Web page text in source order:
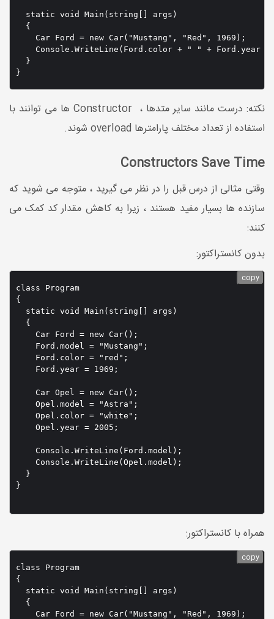
  static void Main(string[] args)
  {
    Car Ford = new Car("Mustang", "Red", 1969);
Console.WriteLine(Ford.color + " " + Ford.year +
  }
نکته: درست مانند سایر متدها ، Constructor ها می توانند با
استفاده از تعداد مختلف پارامترها overload شوند.
Constructors Save Time
وقتی مثالی از درس قبل را در نظر می گیرید ، متوجه می شوید که
سازنده ها بسیار مفید هستند ، زیرا به کاهش مقدار کد کمک می
کنند:
بدون کانستراکتور:
class Program
{
  static void Main(string[] args)
  {
    Car Ford = new Car();
    Ford.model = "Mustang";
    Ford.color = "red";
    Ford.year = 1969;
    Car Opel = new Car();
    Opel.model = "Astra";
    Opel.color = "white";
    Opel.year = 2005;
    Console.WriteLine(Ford.model);
    Console.WriteLine(Opel.model);
  }
}
copy
همراه با کانستراکتور:
class Program
{
  static void Main(string[] args)
  {
    Car Ford = new Car("Mustang", "Red", 1969);
copy